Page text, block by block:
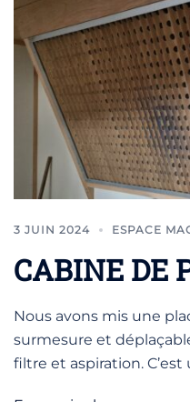
3 JUIN 2024 ESPACE
CABINE DE
Nous avons mis une
surmesure et
filtre et aspiration. C’est